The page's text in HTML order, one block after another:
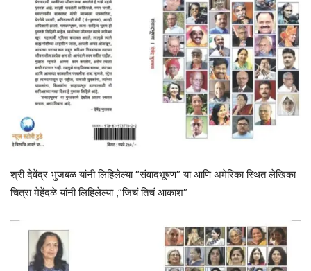
श्री देवेंद्र भुजबळ यांनी लिहिलेल्या “संवादभूषण” या आणि अमेरिका स्थित लेखिका
चित्रा मेहेंदळे यांनी लिहिलेल्या ,”जिचं तिचं आकाश”